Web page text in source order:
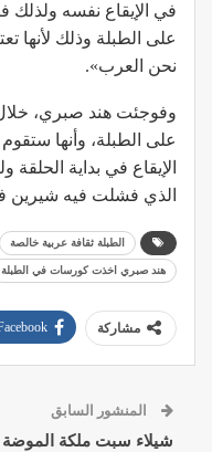
في الإيقاع نفسه
على الطبلة وذلك لأنها
نحن العرب».
وفوجئت هند صبري، خلال
على الطبلة، وأنها
الإيقاع في بداية
الذي فشلت فيه شيرين
الطبلة ثقافة عربية خالصة
هند صبري اخذت كورسات في الطبلة
مشاركة
المنشور السابق
شيلاء سبت ملكة الموضة